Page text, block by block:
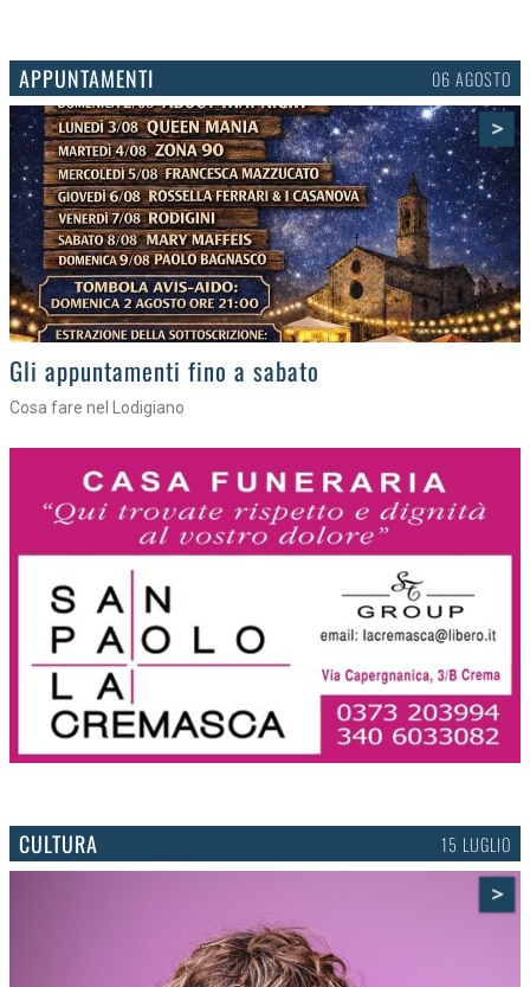
APPUNTAMENTI 03 AGOSTO
>
Gli eventi della settimana
Tra torte, cinema e musica live
CULTURA 15 LUGLIO
>